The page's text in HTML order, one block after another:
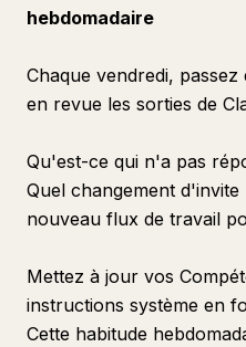
hebdomadaire
Chaque vendredi,
en revue les sorties de
Qu'est-ce qui n'a pas
Quel changement
nouveau flux de travail
Mettez à jour vos
instructions système en
Cette habitude